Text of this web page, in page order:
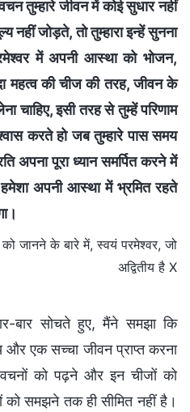
तुम्हारे जीवन में कोई सुधार नहीं
नहीं जोड़ते, तो तुम्हारा इन्हें सुनना
में अपनी आस्था को भोजन,
महत्व की चीज की तरह, जीवन के
चाहिए, इसी तरह से तुम्हें परिणाम
करते हो जब तुम्हारे पास समय
अपना पूरा ध्यान समर्पित करने में
अपनी आस्था में भ्रमित रहते
जानने के बारे में, स्वयं परमेश्वर, जो
अद्वितीय है X
बार सोचते हुए, मैंने समझा कि
और एक सच्चा जीवन प्राप्त करना
को पढ़ने और इन चीजों को
को समझने तक ही सीमित नहीं है।